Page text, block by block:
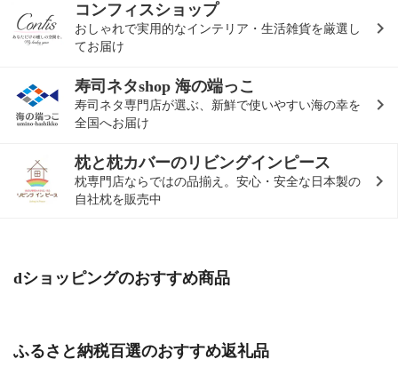
コンフィスショップ
おしゃれで実用的なインテリア・生活雑貨を厳選し
てお届け
寿司ネタshop 海の端っこ
寿司ネタ専門店が選ぶ、新鮮で使いやすい海の幸を
全国へお届け
枕と枕カバーのリビングインピース
枕専門店ならではの品揃え。安心・安全な日本製の
自社枕を販売中
dショッピングのおすすめ商品
ふるさと納税百選のおすすめ返礼品